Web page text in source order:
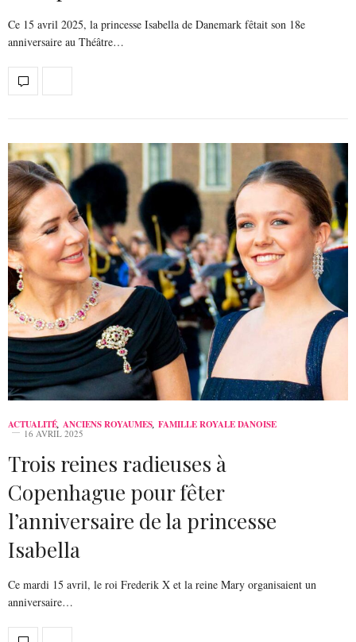
Ce 15 avril 2025, la princesse Isabella de Danemark fêtait son 18e
anniversaire au Théâtre…
ACTUALITÉ, ANCIENS ROYAUMES, FAMILLE ROYALE DANOISE
16 AVRIL 2025
Trois reines radieuses à
Copenhague pour fêter
l’anniversaire de la princesse
Isabella
Ce mardi 15 avril, le roi Frederik X et la reine Mary organisaient un
anniversaire…